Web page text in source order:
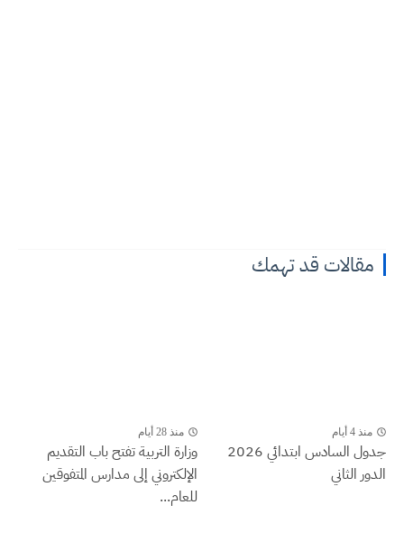
مقالات قد تهمك
منذ 4 أيام
جدول السادس ابتدائي 2026
الدور الثاني
منذ 28 أيام
وزارة التربية تفتح باب التقديم
الإلكتروني إلى مدارس المتفوقين
للعام...